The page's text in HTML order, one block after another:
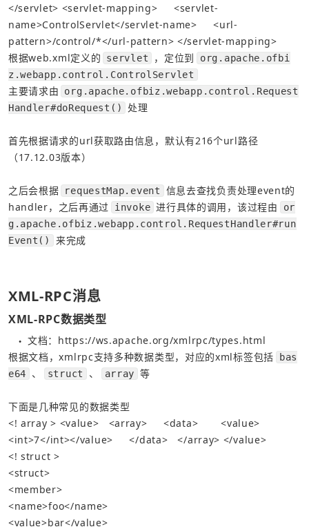
</servlet> <servlet-mapping>
<servlet-
name>ControlServlet</servlet-name>
<url-
pattern>/control/*</url-pattern> </servlet-mapping>
根据web.xml定义的
servlet ，定位到
org.apache.ofbi
z.webapp.control.ControlServlet
主要请求由
org.apache.ofbiz.webapp.control.Request
Handler#doRequest()
处理
首先根据请求的url获取路由信息，默认有216个url路径
（17.12.03版本）
之后会根据 requestMap.event
信息去查找负责处理event的
handler，之后再通过
invoke 进行具体的调用，该过程由
or
g.apache.ofbiz.webapp.control.RequestHandler#run
Event()
来完成
XML-RPC消息
XML-RPC数据类型
● 文档： https://ws.apache.org/xmlrpc/types.html
根据文档，xmlrpc支持多种数据类型，对应的xml标签包括
bas
e64
、 struct 、 array 等
下面是几种常见的数据类型
<! array > <value> <array> <data>
<value>
<int>7</int></value> </data> </array> </value>
<! struct >
<struct>
<member>
<name>foo</name>
<value>bar</value>